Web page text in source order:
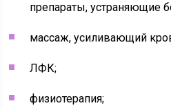
препараты, устраняющие
массаж, усиливающий
ЛФК;
физиотерапия;